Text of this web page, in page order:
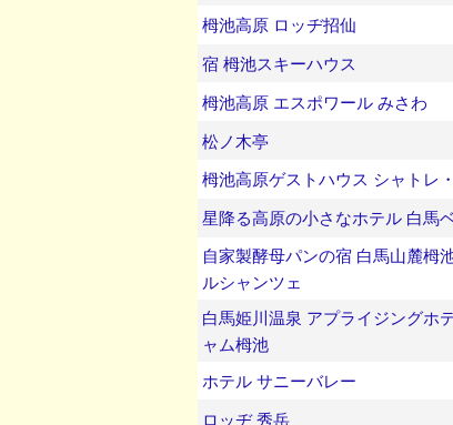
栂池高原 ロッヂ招仙
宿 栂池スキーハウス
栂池高原 エスポワール みさわ
松ノ木亭
栂池高原ゲストハウス シャトレ
星降る高原の小さなホテル 白馬
自家製酵母パンの宿 白馬山麓栂
ルシャンツェ
白馬姫川温泉 アプライジングホ
ャム栂池
ホテル サニーバレー
ロッヂ 秀岳